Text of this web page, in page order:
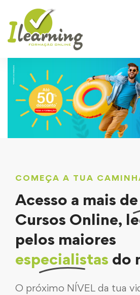
COMEÇA A TUA
Acesso a mais de
Cursos Online,
pelos maiores
especialistas do
O próximo NÍVEL da tua